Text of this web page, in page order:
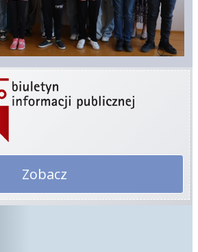
Zobacz